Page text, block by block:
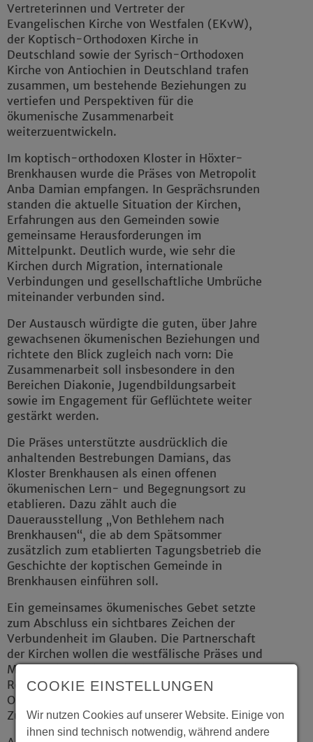
Vertreterinnen und Vertreter der
Evangelischen Kirche von Westfalen (EKvW),
der Koptisch-Orthodoxen Kirche in
Deutschland sowie der Syrisch-Orthodoxen
Kirche von Antiochien in Deutschland trafen
zusammen, um bestehende Beziehungen zu
vertiefen und Perspektiven für die
ökumenische Zusammenarbeit
weiterzuentwickeln.
Im koptisch-orthodoxen Kloster in Höxter-
Brenkhausen wurde die Präses von Metropolit
Anba Damian empfangen. In Gesprächsrunden
standen die aktuelle Situation der Kirchen,
Erfahrungen aus den Gemeinden sowie
gemeinsame Herausforderungen im
Mittelpunkt. Deutlich wurde, wie sehr die
Kirchen durch Migration, internationale
Verbindungen und gesellschaftliche Umbrüche
miteinander verbunden sind.
Der Austausch würdigte die guten, über Jahre
gewachsenen ökumenischen Beziehungen und
richtete den Blick zugleich nach vorn: Die
Zusammenarbeit soll insbesondere in den
Bereichen Diakonie, Jugendbildungsarbeit
sowie im Engagement für Geflüchtete weiter
gestärkt werden.
Die Präses unterstützte ausdrücklich die
anhaltenden Bestrebungen Damians, das
Kloster Brenkhausen als einen offenen
ökumenischen Lern- und Begegnungsort zu
etablieren. Dazu zählt auch die
Dauerausstellung „Von Bethlehem nach
Brenkhausen“, die ab dem Spätsommer
zusätzlich zum etablierten Tagungsbetrieb die
Geschichte der koptischen Gemeinde in
Brenkhausen einführen soll.
Ein gemeinsames ökumenisches Gebet setzte
zum Abschluss ein sichtbares Zeichen der
Verbundenheit im Glauben. Die Partnerschaft
der Kirchen wollen die westfälische Präses und
Metropolit Damian mit einer gemeinsamen
Reise zu den Wurzeln der Koptisch-
Orthodoxen Kirche nach Ägypten in naher
Zukunft weiter vertiefen.
COOKIE EINSTELLUNGEN
Wir nutzen Cookies auf unserer Website. Einige von
ihnen sind technisch notwendig, während andere